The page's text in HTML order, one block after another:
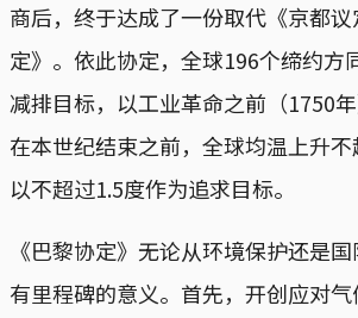
商后，终于达成了一份取代《京都
定》。依此协定，全球196个缔约方
减排目标，以工业革命之前（1750
在本世纪结束之前，全球均温上升
以不超过1.5度作为追求目标。
《巴黎协定》无论从环境保护还是
有里程碑的意义。首先，开创应对